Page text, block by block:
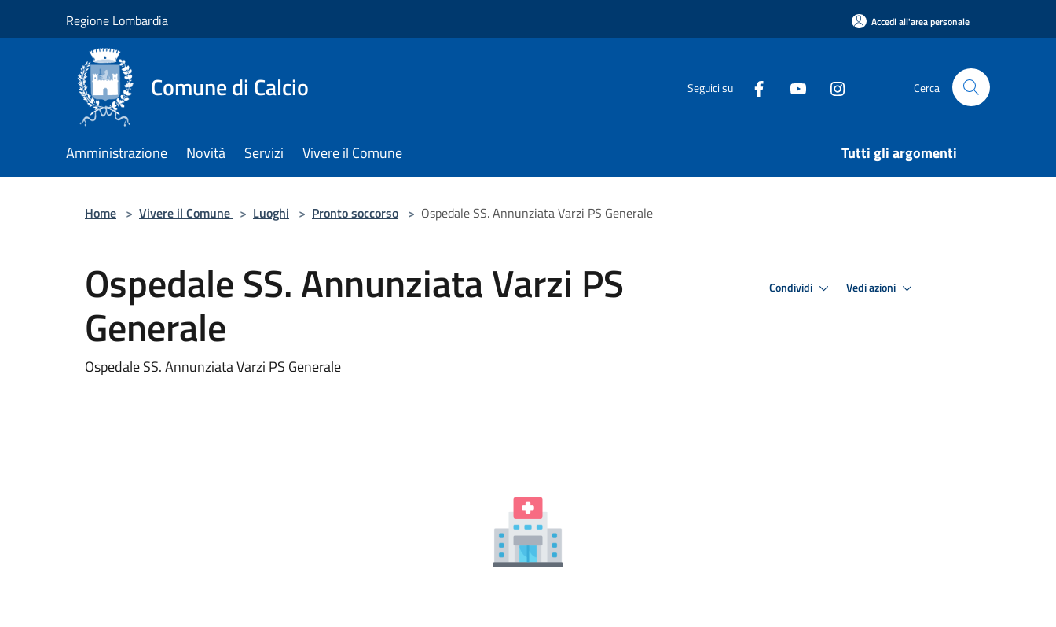
Regione Lombardia Accedi all'area personale
Comune di Calcio Seguici su Cerca
Amministrazione Novità Servizi Vivere il Comune Tutti gli argomenti
Home > Vivere il Comune > Luoghi > Pronto soccorso > Ospedale SS. Annunziata Varzi PS Generale
Ospedale SS. Annunziata Varzi PS
Generale
Ospedale SS. Annunziata Varzi PS Generale
Condividi Vedi azioni